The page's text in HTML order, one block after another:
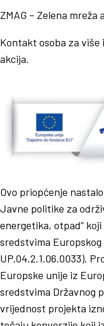
ZMAG – Zelena
Kontakt osoba za više
akcija.
Ovo priopćenje
Javne politike za
energetika, otpad”
sredstvima
UP.04.2.1.06.0033).
Europske unije iz
sredstvima Državnog
vrijednost projekta